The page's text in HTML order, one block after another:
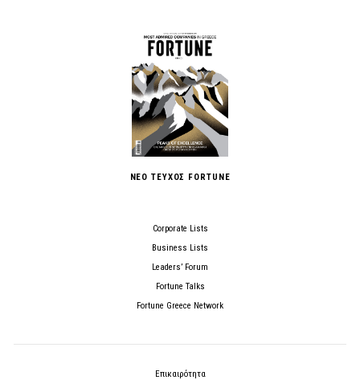
ΝΕΟ ΤΕΥΧΟΣ FORTUNE
Corporate Lists
Business Lists
Leaders’ Forum
Fortune Talks
Fortune Greece Network
Επικαιρότητα